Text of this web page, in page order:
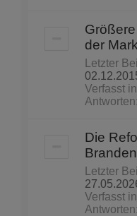
der
Letzter
Verfasst in
Antworten:
Die
Letzter
Verfasst in
Antworten: